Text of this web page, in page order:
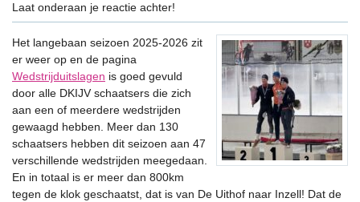
Laat onderaan je reactie achter!
Het langebaan seizoen 2025-2026 zit
er weer op en de pagina
Wedstrijduitslagen is goed gevuld
door alle DKIJV schaatsers die zich
aan een of meerdere wedstrijden
gewaagd hebben. Meer dan 130
schaatsers hebben dit seizoen aan 47
verschillende wedstrijden meegedaan.
En in totaal is er meer dan 800km
tegen de klok geschaatst, dat is van De Uithof naar Inzell! Dat de